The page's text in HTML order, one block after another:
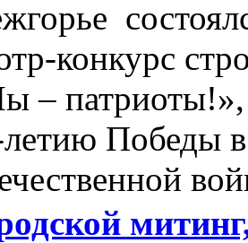
конкурс
–
Победы